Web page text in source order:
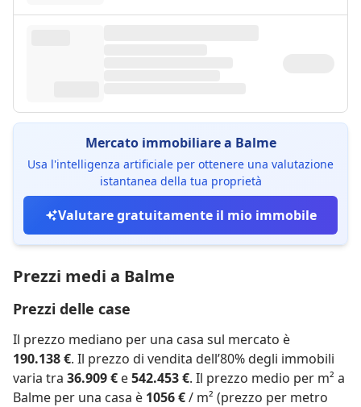
Mercato immobiliare a Balme
Usa l'intelligenza artificiale per ottenere una valutazione
istantanea della tua proprietà
Valutare gratuitamente il mio immobile
Prezzi medi a Balme
Prezzi delle case
Il prezzo mediano per una casa sul mercato è
190.138 €. Il prezzo di vendita dell’80% degli immobili
varia tra 36.909 € e542.453 €. Il prezzo medio per m² a
Balme per una casa è 1056 €/ m² (prezzo per metro